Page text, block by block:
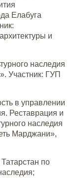
Елабуга
и
наследия
Участник: ГУП
в управлении
Реставрация и
наследия
Марджани»,
по